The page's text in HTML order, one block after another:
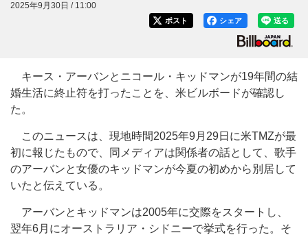
2025年9月30日 / 11:00
送る
シェア
ポスト
キース・アーバンとニコール・キッドマンが19年間の結
婚生活に終止符を打ったことを、米ビルボードが確認し
た。
このニュースは、現地時間2025年9月29日に米TMZが最
初に報じたもので、同メディアは関係者の話として、歌手
のアーバンと女優のキッドマンが今夏の初めから別居して
いたと伝えている。
アーバンとキッドマンは2005年に交際をスタートし、
翌年6月にオーストラリア・シドニーで挙式を行った。そ